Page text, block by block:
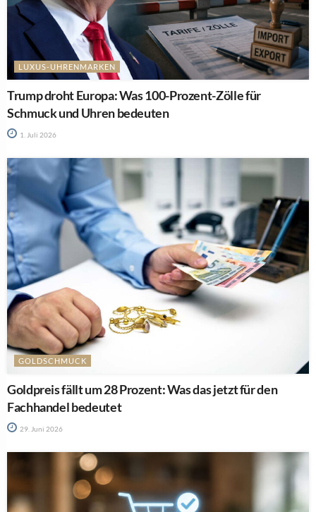
LUXUS-UHRENMARKEN
Trump droht Europa: Was 100-Prozent-Zölle für
Schmuck und Uhren bedeuten
1. Juli 2026
GOLDSCHMUCK
Goldpreis fällt um 28 Prozent: Was das jetzt für den
Fachhandel bedeutet
29. Juni 2026